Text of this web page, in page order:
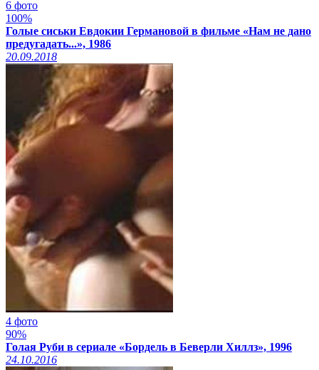
6 фото
100%
Голые сиськи Евдокии Германовой в фильме «Нам не дано
предугадать...», 1986
20.09.2018
4 фото
90%
Голая Руби в сериале «Бордель в Беверли Хиллз», 1996
24.10.2016